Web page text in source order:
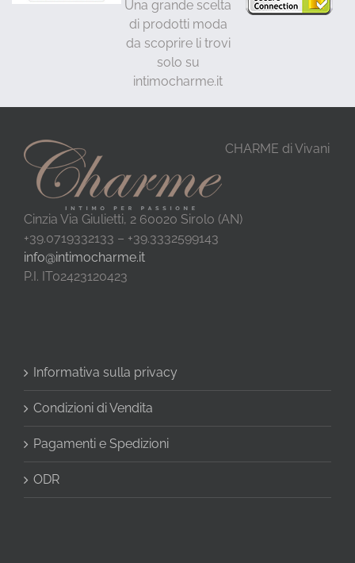
Una grande scelta
di prodotti moda
da scoprire li trovi
solo su
intimocharme.it
CHARME di Vivani
Cinzia Via Giulietti, 2 60020 Sirolo (AN)
+39.0719332133 – +39.3332599143
info@intimocharme.it
P.I. IT02423120423
Informativa sulla privacy
Condizioni di Vendita
Pagamenti e Spedizioni
ODR